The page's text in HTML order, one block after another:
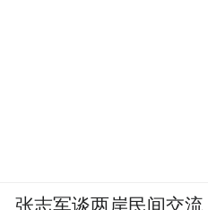
张志军谈两岸民间交流